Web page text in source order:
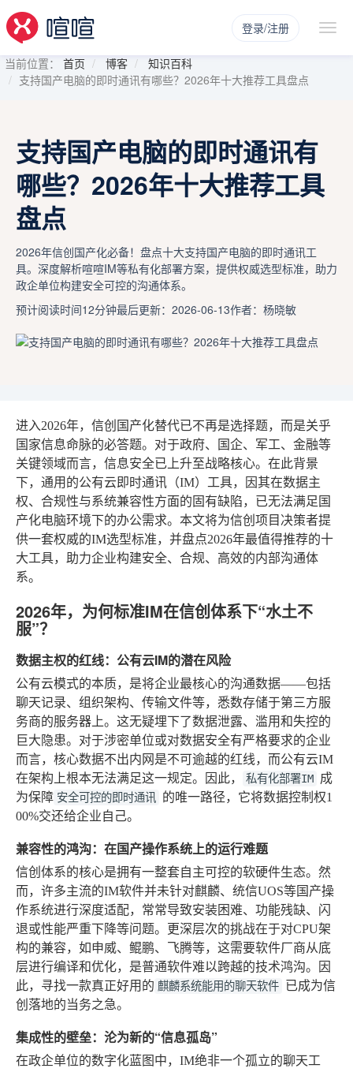
登录/注册
当前位置： 首页 博客
知识百科
支持国产电脑的即时通讯有哪些？2026年十大推荐工具盘点
支持国产电脑的即时通讯有
哪些？2026年十大推荐工具
盘点
2026年信创国产化必备！盘点十大支持国产电脑的即时通讯工
具。深度解析喧喧IM等私有化部署方案，提供权威选型标准，助力
政企单位构建安全可控的沟通体系。
预计阅读时间12分钟最后更新：2026-06-13作者：杨晓敏
进入2026年，信创国产化替代已不再是选择题，而是关乎
国家信息命脉的必答题。对于政府、国企、军工、金融等
关键领域而言，信息安全已上升至战略核心。在此背景
下，通用的公有云即时通讯（IM）工具，因其在数据主
权、合规性与系统兼容性方面的固有缺陷，已无法满足国
产化电脑环境下的办公需求。本文将为信创项目决策者提
供一套权威的IM选型标准，并盘点2026年最值得推荐的十
大工具，助力企业构建安全、合规、高效的内部沟通体
系。
2026年，为何标准IM在信创体系下“水土不
服”？
数据主权的红线：公有云IM的潜在风险
公有云模式的本质，是将企业最核心的沟通数据——包括
聊天记录、组织架构、传输文件等，悉数存储于第三方服
务商的服务器上。这无疑埋下了数据泄露、滥用和失控的
巨大隐患。对于涉密单位或对数据安全有严格要求的企业
而言，核心数据不出内网是不可逾越的红线，而公有云IM
在架构上根本无法满足这一规定。因此，
私有化部署IM 成
为保障 安全可控的即时通讯 的唯一路径，它将数据控制权1
00%交还给企业自己。
兼容性的鸿沟：在国产操作系统上的运行难题
信创体系的核心是拥有一整套自主可控的软硬件生态。然
而，许多主流的IM软件并未针对麒麟、统信UOS等国产操
作系统进行深度适配，常常导致安装困难、功能残缺、闪
退或性能严重下降等问题。更深层次的挑战在于对CPU架
构的兼容，如申威、鲲鹏、飞腾等，这需要软件厂商从底
层进行编译和优化，是普通软件难以跨越的技术鸿沟。因
此，寻找一款真正好用的 麒麟系统能用的聊天软件
已成为信
创落地的当务之急。
集成性的壁垒：沦为新的“信息孤岛”
在政企单位的数字化蓝图中，IM绝非一个孤立的聊天工